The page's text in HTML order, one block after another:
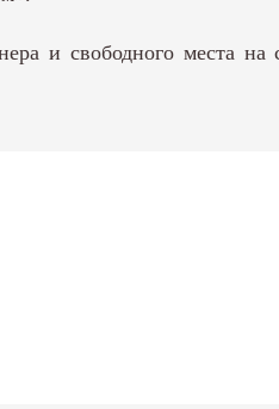
и свободного места на